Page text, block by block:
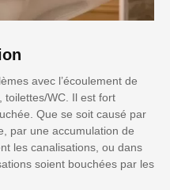
avec l’écoulement de
toilettes/WC. Il est fort
Que se soit causé par
par une accumulation de
les canalisations, ou dans
soient bouchées par les